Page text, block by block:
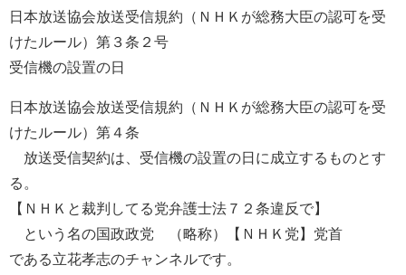
日本放送協会放送受信規約（ＮＨＫが総務大臣の認可を受
けたルール）第３条２号
受信機の設置の日
日本放送協会放送受信規約（ＮＨＫが総務大臣の認可を受
けたルール）第４条
放送受信契約は、受信機の設置の日に成立するものとす
る。
【ＮＨＫと裁判してる党弁護士法７２条違反で】
という名の国政政党 （略称）【ＮＨＫ党】党首
である立花孝志のチャンネルです。